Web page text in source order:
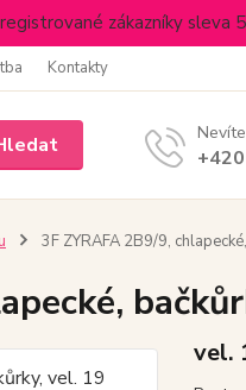
zákazníky sleva
Kontakty
3F ZYRAFA 2B9/9,
vel.